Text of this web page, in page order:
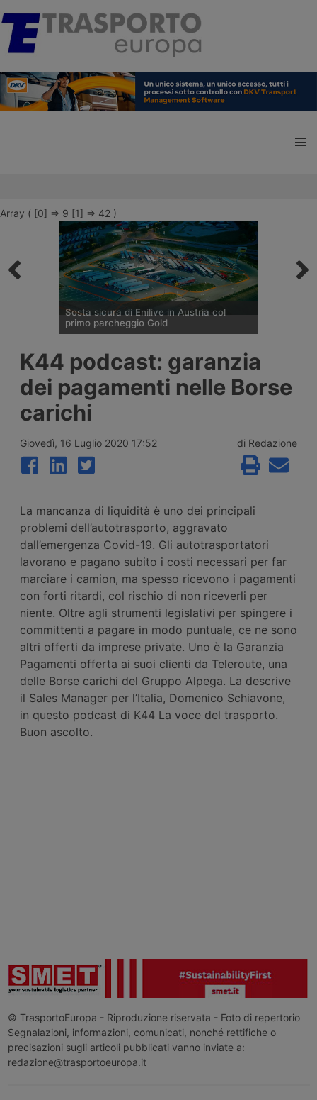
Array ( [0] => 9 [1] => 42 )
Sosta sicura di Enilive in Austria col
primo parcheggio Gold
Marienkirchen bei Schärding, lungo
l’autostrada A8 Innkreis, il primo
parcheggio per veicoli industriali del Paese
certificato Gold secondo lo standard
Sstpa. La struttura da 74 posti rientra in un
progetto dell’Unione Europea per
tra Austria, Italia e Germania.
K44 podcast: garanzia
dei pagamenti nelle Borse
carichi
Giovedì, 16 Luglio 2020 17:52 di Redazione
La mancanza di liquidità è uno dei principali
problemi dell’autotrasporto, aggravato
dall’emergenza Covid-19. Gli autotrasportatori
lavorano e pagano subito i costi necessari per far
marciare i camion, ma spesso ricevono i pagamenti
con forti ritardi, col rischio di non riceverli per
niente. Oltre agli strumenti legislativi per spingere i
committenti a pagare in modo puntuale, ce ne sono
altri offerti da imprese private. Uno è la Garanzia
Pagamenti offerta ai suoi clienti da Teleroute, una
delle Borse carichi del Gruppo Alpega. La descrive
il Sales Manager per l’Italia, Domenico Schiavone,
in questo podcast di K44 La voce del trasporto.
Buon ascolto.
© TrasportoEuropa - Riproduzione riservata - Foto di repertorio
Segnalazioni, informazioni, comunicati, nonché rettifiche o
precisazioni sugli articoli pubblicati vanno inviate a:
redazione@trasportoeuropa.it